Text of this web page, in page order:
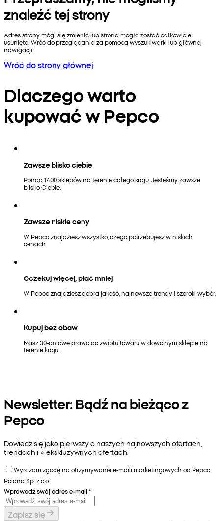
znaleźć tej strony
Adres strony mógł się zmienić lub strona mogła zostać całkowicie
usunięta. Wróć do przeglądania za pomocą wyszukiwarki lub głównej
nawigacji.
Wróć do strony głównej
Dlaczego warto
kupować w Pepco
Zawsze blisko ciebie
Ponad 1400 sklepów na terenie całego kraju. Jesteśmy zawsze
blisko Ciebie.
Zawsze niskie ceny
W Pepco znajdziesz wszystko, czego potrzebujesz w niskich
cenach.
Oczekuj więcej, płać mniej
W Pepco znajdziesz dobrą jakość, najnowsze trendy i szeroki wybór.
Kupuj bez obaw
Masz 30-dniowe prawo do zwrotu towaru w dowolnym sklepie na
terenie kraju.
Newsletter: Bądź na bieżąco z
Pepco
Dowiedz się jako pierwszy o naszych najnowszych ofertach,
trendach i ⭐️ ekskluzywnych ofertach.
Wyrażam zgodę na otrzymywanie e-maili marketingowych od Pepco
Poland Sp. z o.o.
Wprowadź swój adres e-mail *
Zapisz się